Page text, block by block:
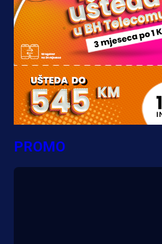
PROMO